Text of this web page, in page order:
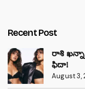
Recent Post
రాశి ఖన్నా
ఫిదా!
August 3,